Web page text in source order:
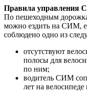
Правила управления
По пешеходным
можно ездить на СИМ,
соблюдено одно из
отсутствуют
полосы для
по ним;
водитель СИМ
лет на